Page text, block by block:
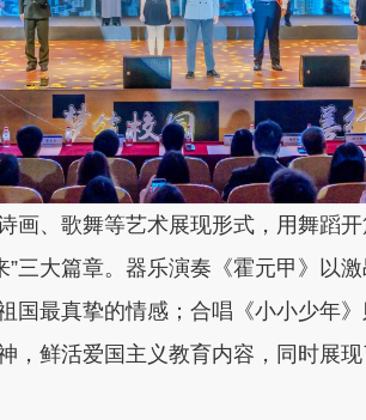
、歌舞等艺术展现形式，用舞蹈开
”三大篇章。器乐演奏《霍元甲》以
国最真挚的情感；合唱《小小少年
，鲜活爱国主义教育内容，同时展